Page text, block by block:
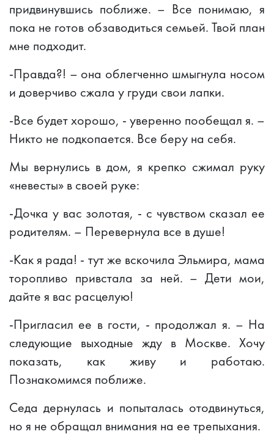
придвинувшись поближе. – Все понимаю, я
пока не готов обзаводиться семьей. Твой план
мне подходит.
-Правда?! – она облегченно шмыгнула носом
и доверчиво сжала у груди свои лапки.
-Все будет хорошо, - уверенно пообещал я. –
Никто не подкопается. Все беру на себя.
Мы вернулись в дом, я крепко сжимал руку
«невесты» в своей руке:
-Дочка у вас золотая, - с чувством сказал ее
родителям. – Перевернула все в душе!
-Как я рада! - тут же вскочила Эльмира, мама
торопливо привстала за ней. – Дети мои,
дайте я вас расцелую!
-Пригласил ее в гости, - продолжал я. – На
следующие выходные жду в Москве. Хочу
показать, как живу и работаю.
Познакомимся поближе.
Седа дернулась и попыталась отодвинуться,
но я не обращал внимания на ее трепыхания.